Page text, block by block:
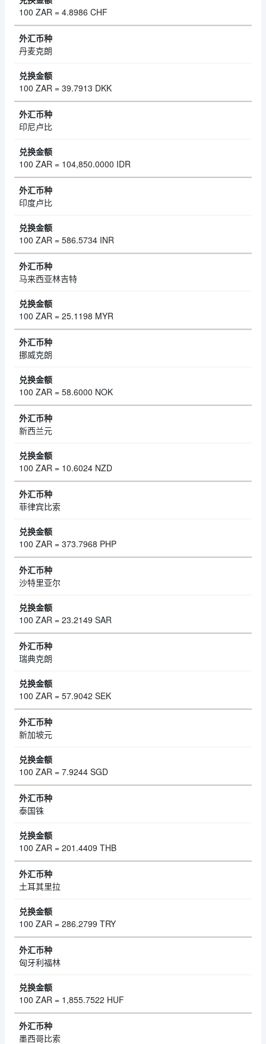
100 ZAR = 4.8986 CHF
丹麦克朗
100 ZAR = 39.7913 DKK
印尼卢比
100 ZAR = 104,850.0000 IDR
印度卢比
100 ZAR = 586.5734 INR
马来西亚林吉特
100 ZAR = 25.1198 MYR
挪威克朗
100 ZAR = 58.6000 NOK
新西兰元
100 ZAR = 10.6024 NZD
菲律宾比索
100 ZAR = 373.7968 PHP
沙特里亚尔
100 ZAR = 23.2149 SAR
瑞典克朗
100 ZAR = 57.9042 SEK
新加坡元
100 ZAR = 7.9244 SGD
泰国铢
100 ZAR = 201.4409 THB
土耳其里拉
100 ZAR = 286.2799 TRY
匈牙利福林
100 ZAR = 1,855.7522 HUF
墨西哥比索